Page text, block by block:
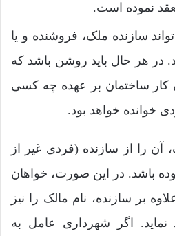
نموده است.
سازنده ملک، فروشنده و یا
در هر حال باید روشن باشد که
کار ساختمان بر عهده چه کسی
خوانده خواهد بود.
را از سازنده (فردی غیر از
باشد. در این صورت، خواهان
بر سازنده، نام مالک را نیز
نماید. اگر شهرداری عامل به